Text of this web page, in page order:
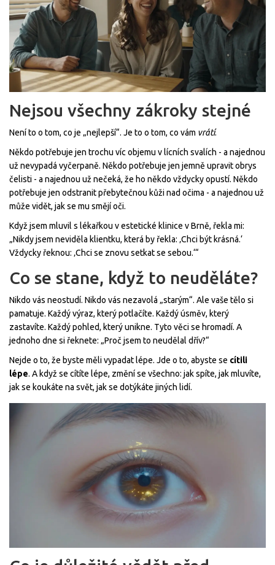
Nejsou všechny zákroky stejné
Není to o tom, co je „nejlepší“. Je to o tom, co vám vrátí.
Někdo potřebuje jen trochu víc objemu v lícních svalích - a najednou
už nevypadá vyčerpaně. Někdo potřebuje jen jemně upravit obrys
čelisti - a najednou už nečeká, že ho někdo vždycky opustí. Někdo
potřebuje jen odstranit přebytečnou kůži nad očima - a najednou už
může vidět, jak se mu smějí oči.
Když jsem mluvil s lékařkou v estetické klinice v Brně, řekla mi:
„Nikdy jsem neviděla klientku, která by řekla: ‚Chci být krásná.‘
Vždycky řeknou: ‚Chci se znovu setkat se sebou.‘“
Co se stane, když to neuděláte?
Nikdo vás neostudí. Nikdo vás nezavolá „starým“. Ale vaše tělo si
pamatuje. Každý výraz, který potlačíte. Každý úsměv, který
zastavíte. Každý pohled, který unikne. Tyto věci se hromadí. A
jednoho dne si řeknete: „Proč jsem to neudělal dřív?“
Nejde o to, že byste měli vypadat lépe. Jde o to, abyste se cítili
lépe. A když se cítíte lépe, změní se všechno: jak spíte, jak mluvíte,
jak se koukáte na svět, jak se dotýkáte jiných lidí.